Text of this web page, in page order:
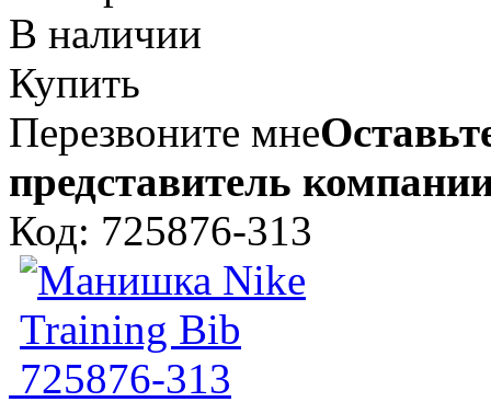
В наличии
Купить
Перезвоните мне
представитель
Код: 725876-313